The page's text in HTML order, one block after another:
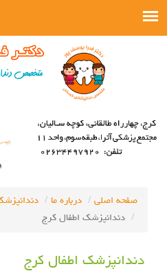
صفحه اصلی درباره ما
دندانپزشک اطفال کرج
دندانپزشک اطفال کرج